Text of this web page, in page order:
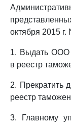
октября 2015
1. Выдать ООО
в реестр
2. Прекратить
реестр
3. Главному